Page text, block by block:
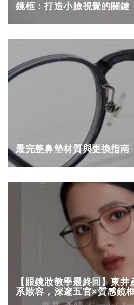
鏡框：打造小臉視覺的關鍵
最完整鼻墊材質與更換指南
【眼鏡妝教學最終回】東井
系妝容，深邃五官×質感鏡